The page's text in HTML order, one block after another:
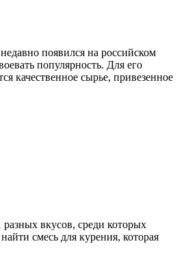
недавно появился на российском
популярность. Для его
качественное сырье, привезенное
разных вкусов, среди которых
смесь для курения, которая